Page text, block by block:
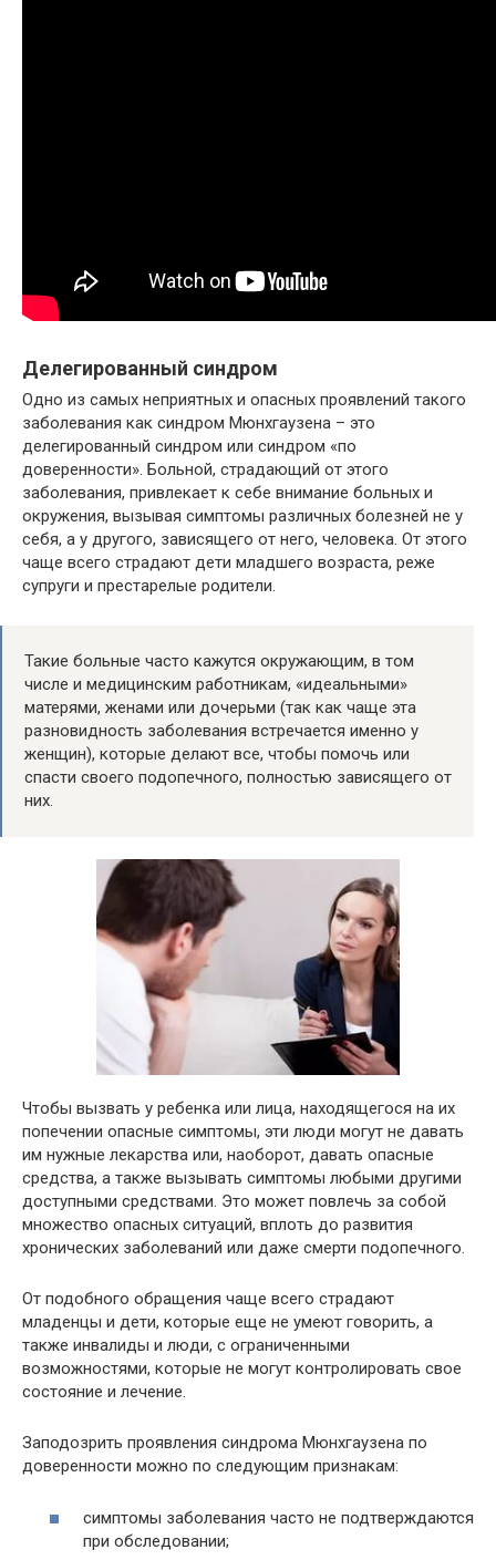
Делегированный синдром
Одно из самых неприятных и опасных проявлений такого
заболевания как синдром Мюнхгаузена – это
делегированный синдром или синдром «по
доверенности». Больной, страдающий от этого
заболевания, привлекает к себе внимание больных и
окружения, вызывая симптомы различных болезней не у
себя, а у другого, зависящего от него, человека. От этого
чаще всего страдают дети младшего возраста, реже
супруги и престарелые родители.
Такие больные часто кажутся окружающим, в том
числе и медицинским работникам, «идеальными»
матерями, женами или дочерьми (так как чаще эта
разновидность заболевания встречается именно у
женщин), которые делают все, чтобы помочь или
спасти своего подопечного, полностью зависящего от
них.
Чтобы вызвать у ребенка или лица, находящегося на их
попечении опасные симптомы, эти люди могут не давать
им нужные лекарства или, наоборот, давать опасные
средства, а также вызывать симптомы любыми другими
доступными средствами. Это может повлечь за собой
множество опасных ситуаций, вплоть до развития
хронических заболеваний или даже смерти подопечного.
От подобного обращения чаще всего страдают
младенцы и дети, которые еще не умеют говорить, а
также инвалиды и люди, с ограниченными
возможностями, которые не могут контролировать свое
состояние и лечение.
Заподозрить проявления синдрома Мюнхгаузена по
доверенности можно по следующим признакам:
симптомы заболевания часто не подтверждаются
при обследовании;